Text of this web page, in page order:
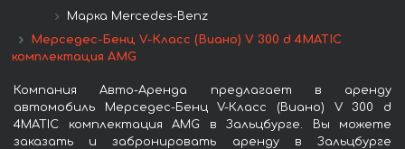
Марка Mercedes-Benz
Мерседес-Бенц V-Класс (Виано) V 300 d 4MATIC
комплектация AMG
Компания Авто-Аренда предлагает в аренду
автомобиль Мерседес-Бенц V-Класс (Виано) V 300 d
4MATIC комплектация AMG в Зальцбурге. Вы можете
заказать и забронировать аренду в Зальцбурге